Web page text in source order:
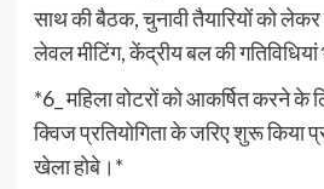
साथ की बैठक, चुनावी तैयारियों को लेकर
लेवल मीटिंग, केंद्रीय बल की गतिविधियां
*6_ महिला वोटरों को आकर्षित करने के
क्विज प्रतियोगिता के जरिए शुरू किया
खेला होबे।*